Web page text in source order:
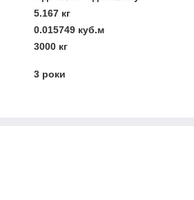
5.167 кг
0.015749 куб.м
3000 кг
3 роки